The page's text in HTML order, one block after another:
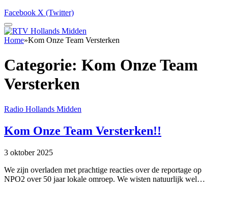
Facebook X (Twitter)
Home»Kom Onze Team Versterken
Categorie: Kom Onze Team
Versterken
Radio Hollands Midden
Kom Onze Team Versterken!!
3 oktober 2025
We zijn overladen met prachtige reacties over de reportage op
NPO2 over 50 jaar lokale omroep. We wisten natuurlijk wel…